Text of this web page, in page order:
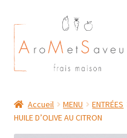
Aller
à
la
navigation
Aller
au
contenu
Plat du Jour/ Menu Week end
Accueil MENU ENTRÉES
HUILE D’OLIVE AU CITRON